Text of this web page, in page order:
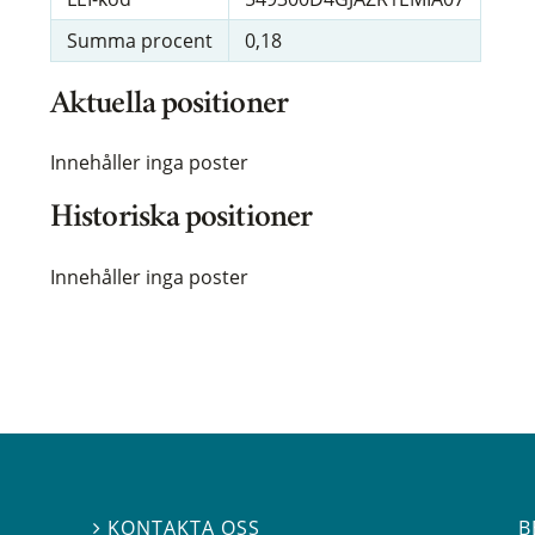
Summa procent
0,18
Aktuella positioner
Innehåller inga poster
Historiska positioner
Innehåller inga poster
 KONTAKTA OSS